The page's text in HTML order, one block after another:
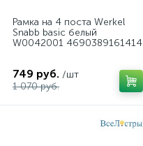
Рамка на 4 поста Werkel
Snabb basic белый
W0042001 4690389161414
749 руб. /шт
1 070 руб.